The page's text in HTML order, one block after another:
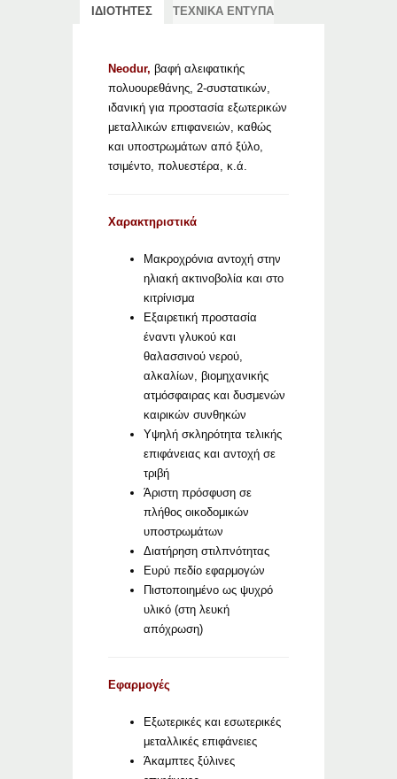
ΙΔΙΟΤΗΤΕΣ ΤΕΧΝΙΚΑ ΕΝΤΥΠΑ
Neodur, βαφή αλειφατικής
πολυουρεθάνης, 2-συστατικών,
ιδανική για προστασία εξωτερικών
μεταλλικών επιφανειών, καθώς
και υποστρωμάτων από ξύλο,
τσιμέντο, πολυεστέρα, κ.ά.
Χαρακτηριστικά
Μακροχρόνια αντοχή στην
ηλιακή ακτινοβολία και στο
κιτρίνισμα
Εξαιρετική προστασία
έναντι γλυκού και
θαλασσινού νερού,
αλκαλίων, βιομηχανικής
ατμόσφαιρας και δυσμενών
καιρικών συνθηκών
Υψηλή σκληρότητα τελικής
επιφάνειας και αντοχή σε
τριβή
Άριστη πρόσφυση σε
πλήθος οικοδομικών
υποστρωμάτων
Διατήρηση στιλπνότητας
Ευρύ πεδίο εφαρμογών
Πιστοποιημένο ως ψυχρό
υλικό (στη λευκή
απόχρωση)
Εφαρμογές
Εξωτερικές και εσωτερικές
μεταλλικές επιφάνειες
Άκαμπτες ξύλινες